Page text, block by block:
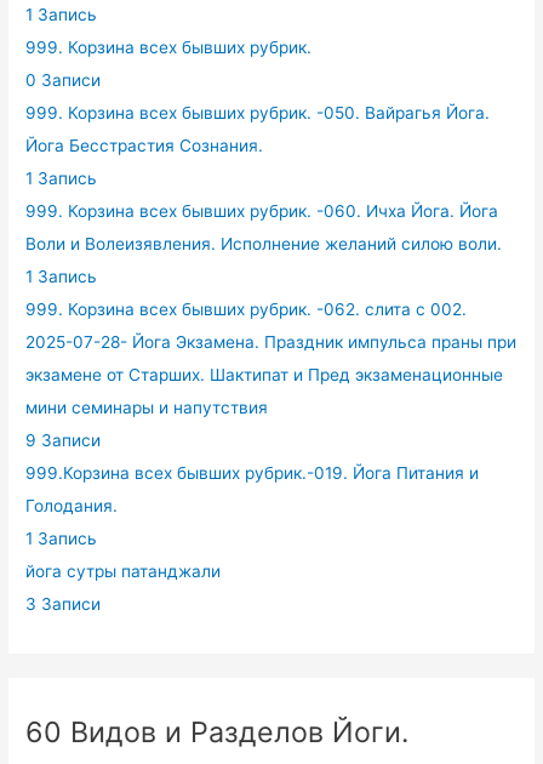
1 Запись
999. Корзина всех бывших рубрик.
0 Записи
999. Корзина всех бывших рубрик. -050. Вайрагья Йога.
Йога Бесстрастия Сознания.
1 Запись
999. Корзина всех бывших рубрик. -060. Ичха Йога. Йога
Воли и Волеизявления. Исполнение желаний силою воли.
1 Запись
999. Корзина всех бывших рубрик. -062. слита с 002.
2025-07-28- Йога Экзамена. Праздник импульса праны при
экзамене от Старших. Шактипат и Пред экзаменационные
мини семинары и напутствия
9 Записи
999.Корзина всех бывших рубрик.-019. Йога Питания и
Голодания.
1 Запись
йога сутры патанджали
3 Записи
60 Видов и Разделов Йоги.